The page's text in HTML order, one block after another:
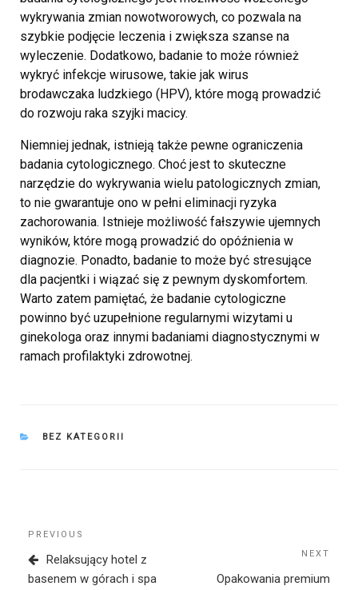
wykrywania zmian nowotworowych, co pozwala na
szybkie podjęcie leczenia i zwiększa szanse na
wyleczenie. Dodatkowo, badanie to może również
wykryć infekcje wirusowe, takie jak wirus
brodawczaka ludzkiego (HPV), które mogą prowadzić
do rozwoju raka szyjki macicy.
Niemniej jednak, istnieją także pewne ograniczenia
badania cytologicznego. Choć jest to skuteczne
narzędzie do wykrywania wielu patologicznych zmian,
to nie gwarantuje ono w pełni eliminacji ryzyka
zachorowania. Istnieje możliwość fałszywie ujemnych
wyników, które mogą prowadzić do opóźnienia w
diagnozie. Ponadto, badanie to może być stresujące
dla pacjentki i wiązać się z pewnym dyskomfortem.
Warto zatem pamiętać, że badanie cytologiczne
powinno być uzupełnione regularnymi wizytami u
ginekologa oraz innymi badaniami diagnostycznymi w
ramach profilaktyki zdrowotnej.
CATEGORIES
BEZ KATEGORII
Nawigacja
wpisu
Previous
Post
PREVIOUS
Relaksujący hotel z
basenem w górach i spa
NEXT
Opakowania premium